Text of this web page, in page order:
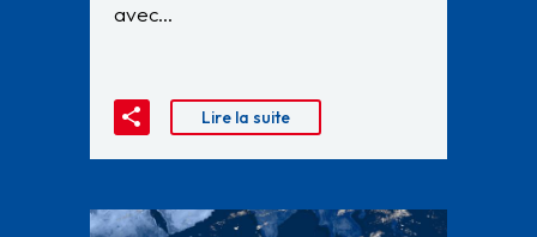
avec…
Lire la suite